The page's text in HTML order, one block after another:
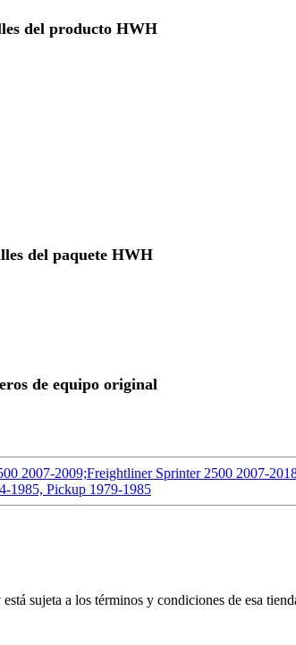
del producto HWH
del paquete HWH
de equipo original
2007-2009;Freightliner Sprinter 2500 2007-
1985, Pickup 1979-1985
sujeta a los términos y condiciones de esa